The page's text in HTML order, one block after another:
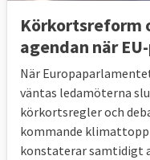
Körkortsreform
agendan när
När
väntas ledamöterna
körkortsregler och
kommande
konstaterar samtidigt